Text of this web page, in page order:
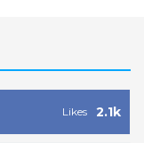
2.1k
Likes